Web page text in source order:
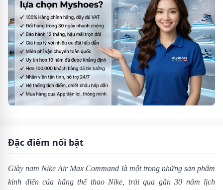
Đặc điểm nổi bật
Giày nam Nike Air Max Command là một trong những sản phẩm
kinh điển của hãng thể thao Nike, trải qua gần 30 năm lịch